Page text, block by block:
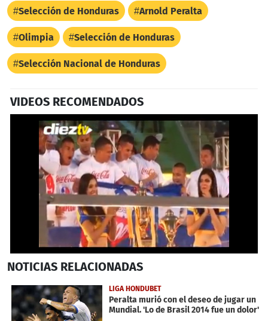
Selección de Honduras Arnold Peralta
Olimpia Selección de Honduras
Selección Nacional de Honduras
VIDEOS RECOMENDADOS
seconds
3
minutes,
seconds
NOTICIAS RELACIONADAS
LIGA HONDUBET
Peralta murió con el deseo de jugar un
Mundial. 'Lo de Brasil 2014 fue un dolor'